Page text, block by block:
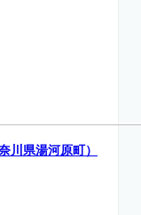
川県湯河原町）